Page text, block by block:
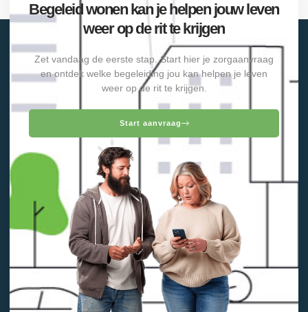
Begeleid wonen kan je helpen jouw leven
weer op de rit te krijgen
Zet vandaag de eerste stap. Start hier je zorgaanvraag
en ontdek welke begeleiding jou kan helpen je leven
weer op de rit te krijgen.
Start aanvraag